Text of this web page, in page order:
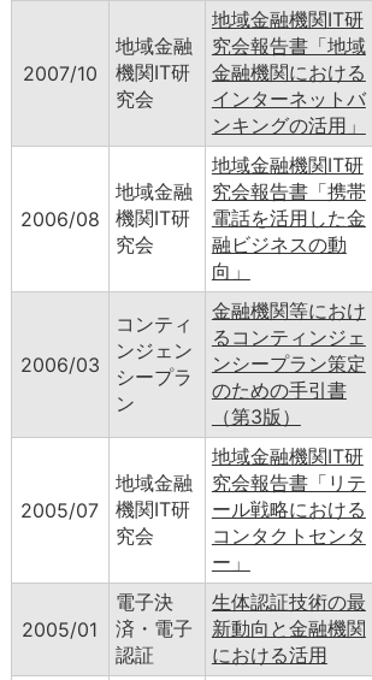
2007/10
地域金融
機関IT研
究会
地域金融機関IT研
究会報告書「地域
金融機関における
インターネットバ
ンキングの活用」
2006/08
地域金融
機関IT研
究会
地域金融機関IT研
究会報告書「携帯
電話を活用した金
融ビジネスの動
向」
2006/03
コンティ
ンジェン
シープラ
ン
金融機関等におけ
るコンティンジェ
ンシープラン策定
のための手引書
（第3版）
2005/07
地域金融
機関IT研
究会
地域金融機関IT研
究会報告書「リテ
ール戦略における
コンタクトセンタ
ー」
2005/01
電子決
済・電子
認証
生体認証技術の最
新動向と金融機関
における活用